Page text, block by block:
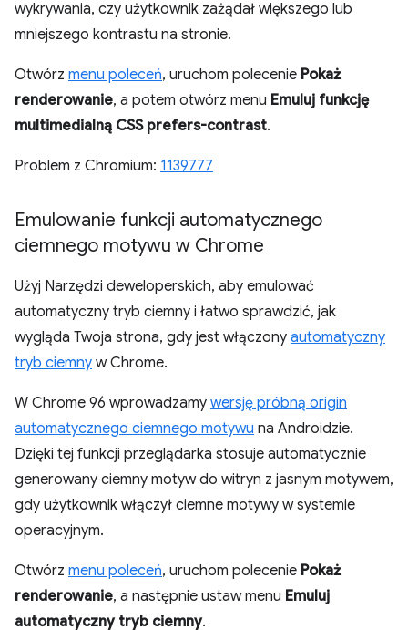
wykrywania, czy użytkownik zażądał większego lub
mniejszego kontrastu na stronie.
Otwórz menu poleceń, uruchom polecenie Pokaż
renderowanie, a potem otwórz menu Emuluj funkcję
multimedialną CSS prefers-contrast.
Problem z Chromium: 1139777
Emulowanie funkcji automatycznego
ciemnego motywu w Chrome
Użyj Narzędzi deweloperskich, aby emulować
automatyczny tryb ciemny i łatwo sprawdzić, jak
wygląda Twoja strona, gdy jest włączony automatyczny
tryb ciemny w Chrome.
W Chrome 96 wprowadzamy wersję próbną origin
automatycznego ciemnego motywu na Androidzie.
Dzięki tej funkcji przeglądarka stosuje automatycznie
generowany ciemny motyw do witryn z jasnym motywem,
gdy użytkownik włączył ciemne motywy w systemie
operacyjnym.
Otwórz menu poleceń, uruchom polecenie Pokaż
renderowanie, a następnie ustaw menu Emuluj
automatyczny tryb ciemny.